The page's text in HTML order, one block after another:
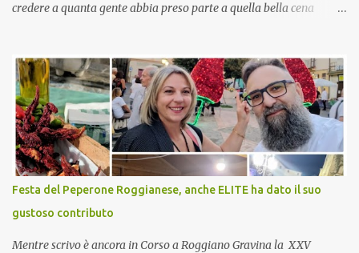
credere a quanta gente abbia preso parte a quella bella cena
pranzo, racconta un po'! Perchè io avrò ospiti e cerco degli spunti...
Cuocapercaso : A dire il vero domenica prossima non preparo
nulla perché vado al Pranzo Aziendale di fine anno organizzato dai
mie capi! CoCo : Pranzo aziendale? Una bella idea! Cuocapercaso :
si, è un modo per riunirsi tutti a fine anno e tirare le somme…
naturalmente mangiando tutti insieme, con grande convivialità!
CoCo : è naturale il cibo, come sappiamo bene, funziona spesso da
collante e anche nel lavoro riesce a creare spesso l’ambiente
favorevole per molte belle opportunità, non trovi? Cuocapercaso :
Si, concordo! …addirittura si dice...
Festa del Peperone Roggianese, anche ELITE ha dato il suo
gustoso contributo
Mentre scrivo è ancora in Corso a Roggiano Gravina la XXV